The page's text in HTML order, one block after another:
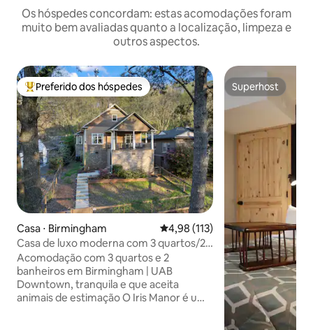
Os hóspedes concordam: estas acomodações foram
muito bem avaliadas quanto a localização, limpeza e
outros aspectos.
Entre os melhores preferidos dos hóspedes
Preferido dos hóspedes
Casa ⋅ Birmingham 4,98 de uma avaliação média de
4,98 (113)
Casa de luxo moderna com 3 quartos/2
banheiros que aceita animais de
estimação perto da UAB
Acomodação com 3 quartos e 2
banheiros em Birmingham | UAB
Downtown, tranquila e que aceita
animais de estimação O Iris Manor é uma
Superhost
Superhost